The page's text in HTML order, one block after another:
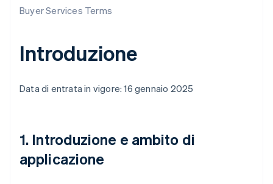
Buyer Services Terms
Introduzione
Data di entrata in vigore: 16 gennaio 2025
1. Introduzione e ambito di
applicazione